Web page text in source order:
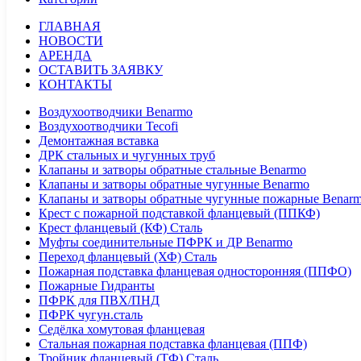
ГЛАВНАЯ
НОВОСТИ
АРЕНДА
ОСТАВИТЬ ЗАЯВКУ
КОНТАКТЫ
Воздухоотводчики Benarmo
Воздухоотводчики Tecofi
Демонтажная вставка
ДРК стальных и чугунных труб
Клапаны и затворы обратные стальные Benarmo
Клапаны и затворы обратные чугунные Benarmo
Клапаны и затворы обратные чугунные пожарные
Крест с пожарной подставкой фланцевый (ППКФ)
Крест фланцевый (КФ) Сталь
Муфты соединительные ПФРК и ДР Benarmo
Переход фланцевый (ХФ) Сталь
Пожарная подставка фланцевая односторонняя (ППФО)
Пожарные Гидранты
ПФРК для ПВХ/ПНД
ПФРК чугун.сталь
Седёлка хомутовая фланцевая
Стальная пожарная подставка фланцевая (ППФ)
Тройник фланцевый (ТФ) Сталь